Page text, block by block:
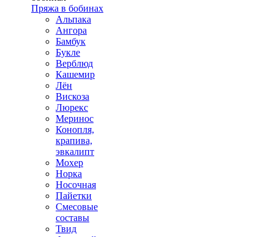
Пряжа в бобинах
Альпака
Ангора
Бамбук
Букле
Верблюд
Кашемир
Лён
Вискоза
Люрекс
Меринос
Конопля,
крапива,
эвкалипт
Мохер
Норка
Носочная
Пайетки
Смесовые
составы
Твид